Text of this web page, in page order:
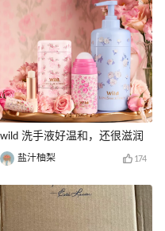
wild 洗手液好温和，还很滋润
盐汁柚梨 174